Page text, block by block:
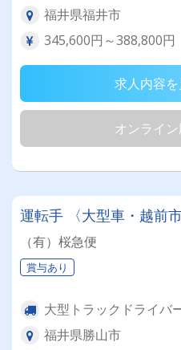
福井県福井市
345,600円～388,800円
求人内容を
オンライ
運転手 〈大型車・越前市
（有）桜急便
賞与あり
大型トラックドライバ
福井県勝山市